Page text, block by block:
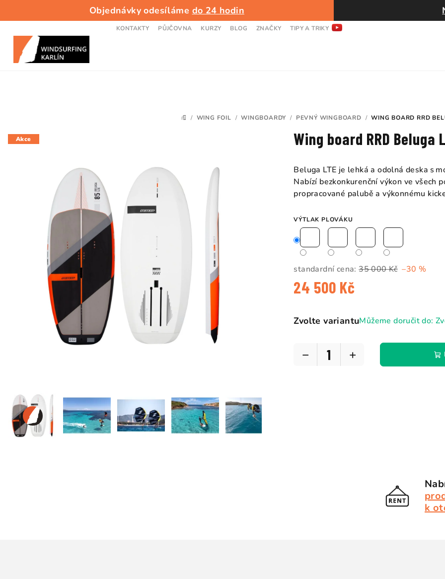
Objednávky odesíláme do 24 hodin
KONTAKTY PŮJČOVNA KURZY BLOG ZNAČKY TIPY A TRIKY
DOMŮ
/ WING FOIL / WINGBOARDY / PEVNÝ WINGBOARD / WING BOARD RRD
Wing board RRD Beluga
Beluga LTE je lehká a odolná deska s
Nabízí bezkonkurenční výkon ve všech
propracované palubě a výkonnému
VÝTLAK PLOVÁKU
standardní cena: 35 000 Kč –30 %
24 500 Kč
cena:
Zvolte variantuMůžeme doručit do:
+
−
Akce
k